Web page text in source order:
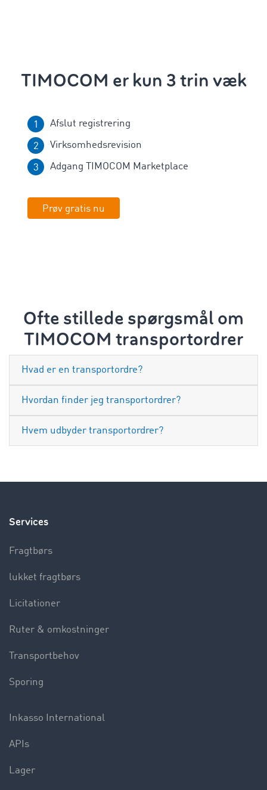
TIMOCOM er kun 3 trin væk
Afslut registrering
Virksomhedsrevision
Adgang TIMOCOM Marketplace
Prøv gratis nu
Ofte stillede spørgsmål om
TIMOCOM transportordrer
Hvad er en transportordre?
Hvordan finder jeg transportordrer?
Hvem udbyder transportordrer?
Services
Fragtbørs
lukket fragtbørs
Licitationer
Ruter & omkostninger
Transportbehov
Sporing
Inkasso International
APIs
Lager